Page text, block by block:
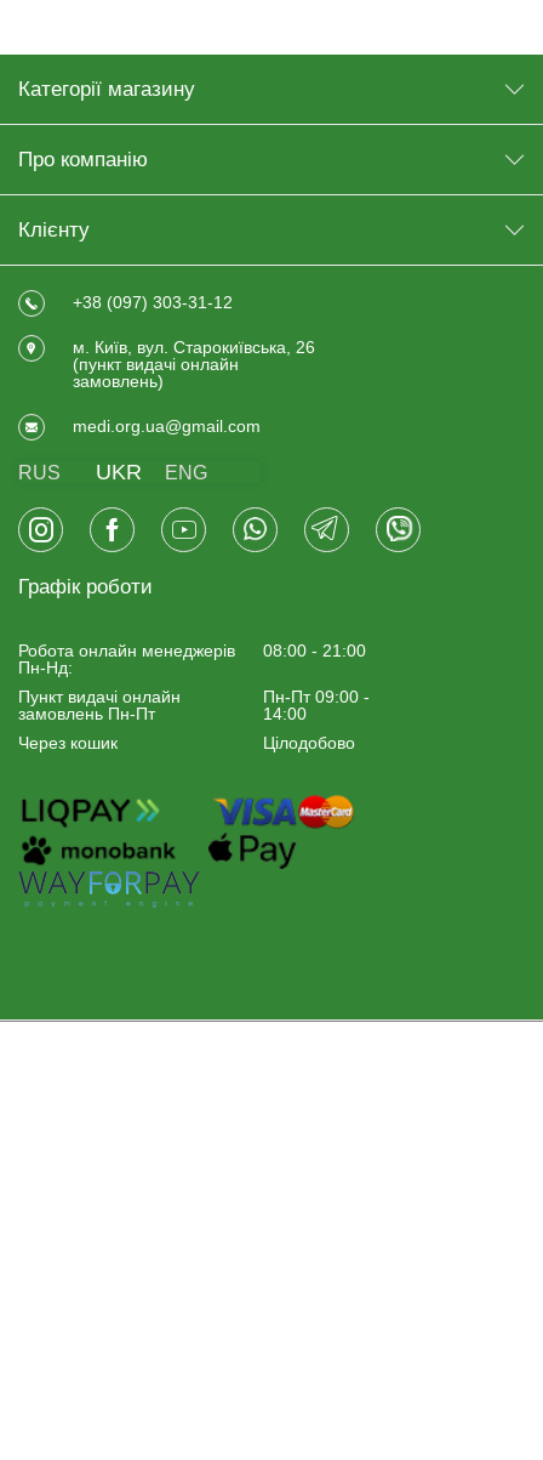
Категорії магазину
Про компанію
Клієнту
+38 (097) 303-31-12
м. Київ, вул. Старокиївська, 26
(пункт видачi онлайн
замовлень)
medi.org.ua@gmail.com
RUS UKR ENG
Графік роботи
Робота онлайн менеджерiв
Пн-Нд:
08:00 - 21:00
Пункт видачі онлайн
замовлень Пн-Пт
Пн-Пт 09:00 -
14:00
Через кошик
Цілодобово